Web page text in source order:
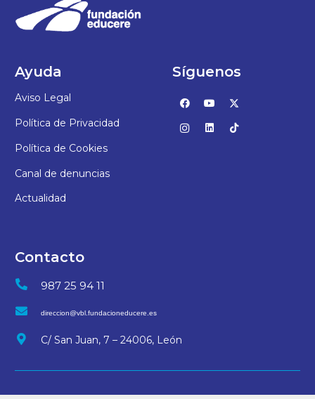
Ayuda
Aviso Legal
Política de Privacidad
Política de Cookies
Canal de denuncias
Actualidad
Síguenos
Contacto
987 25 94 11
direccion@vbl.fundacioneducere.es
C/ San Juan, 7 – 24006, León